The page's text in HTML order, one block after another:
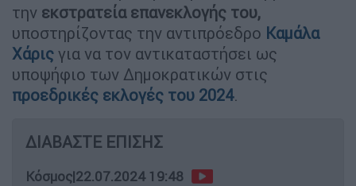
την εκστρατεία επανεκλογής του,
υποστηρίζοντας την αντιπρόεδρο Καμάλα
Χάρις για να τον αντικαταστήσει ως
υποψήφιο των Δημοκρατικών στις
προεδρικές εκλογές του 2024.
ΔΙΑΒΑΣΤΕ ΕΠΙΣΗΣ
Κόσμος|22.07.2024 19:48